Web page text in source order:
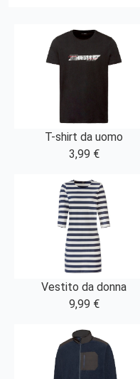
T-shirt da uomo
3,99 €
Vestito da donna
9,99 €